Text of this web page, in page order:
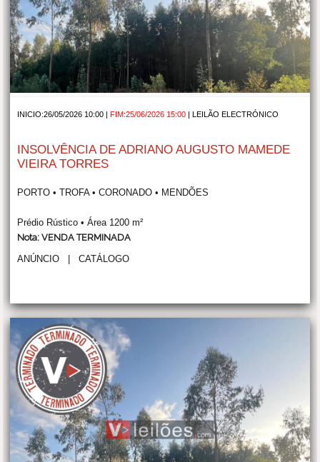
INICIO:26/05/2026 10:00 |FIM:25/06/2026 15:00 |LEILÃO ELECTRÓNICO
INSOLVÊNCIA DE ADRIANO AUGUSTO MAMEDE
VIEIRA TORRES
PORTO • TROFA • CORONADO • MENDÕES
Prédio Rústico • Área 1200 m²
Nota: VENDA TERMINADA
ANÚNCIO |CATÁLOGO